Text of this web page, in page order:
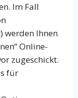
Im Fall
werden Ihnen
Online-
zugeschickt.
für